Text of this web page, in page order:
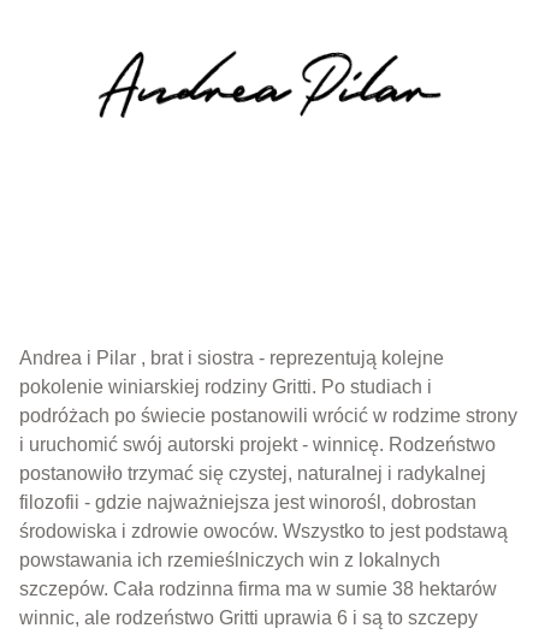
Andrea i Pilar , brat i siostra - reprezentują kolejne
pokolenie winiarskiej rodziny Gritti. Po studiach i
podróżach po świecie postanowili wrócić w rodzime strony
i uruchomić swój autorski projekt - winnicę. Rodzeństwo
postanowiło trzymać się czystej, naturalnej i radykalnej
filozofii - gdzie najważniejsza jest winorośl, dobrostan
środowiska i zdrowie owoców. Wszystko to jest podstawą
powstawania ich rzemieślniczych win z lokalnych
szczepów. Cała rodzinna firma ma w sumie 38 hektarów
winnic, ale rodzeństwo Gritti uprawia 6 i są to szczepy